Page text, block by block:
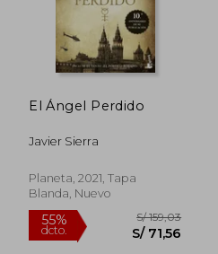
El Ángel Perdido
Javier Sierra
Planeta, 2021, Tapa
Blanda, Nuevo